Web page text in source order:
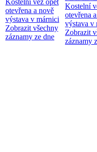
otevřena a nově
výstava v márnici
Zobrazit všechny
záznamy ze dne
Kostelní
otevřena
výstava v
Zobrazit
záznamy